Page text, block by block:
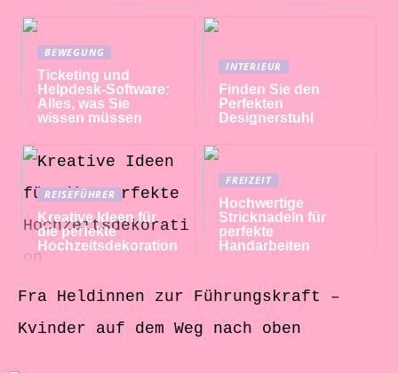
BEWEGUNG
Ticketing und
Helpdesk-Software:
Alles, was Sie
wissen müssen
INTERIEUR
Finden Sie den
Perfekten
Designerstuhl
REISEFÜHRER
Kreative Ideen für
die perfekte
Hochzeitsdekoration
FREIZEIT
Hochwertige
Stricknadeln für
perfekte
Handarbeiten
Fra Heldinnen zur Führungskraft –
Kvinder auf dem Weg nach oben